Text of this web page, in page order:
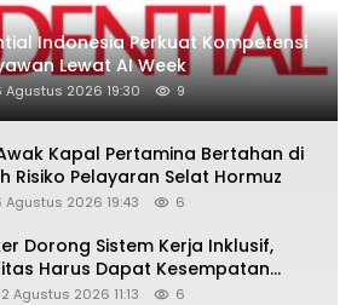
Indonesia Perkuat Kompetensi
Lewat AI Week
Agustus 2026 19:30 9
Kapal Pertamina Bertahan di
Risiko Pelayaran Selat Hormuz
Agustus 2026 19:43 6
Dorong Sistem Kerja Inklusif,
Harus Dapat Kesempatan
Agustus 2026 11:13 6